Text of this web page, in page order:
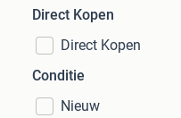
Direct Kopen
Direct Kopen
Conditie
Nieuw